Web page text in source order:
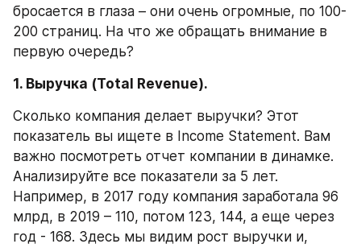
бросается в глаза – они очень огромные, по 100-
200 страниц. На что же обращать внимание в
первую очередь?
1. Выручка (Total Revenue).
Сколько компания делает выручки? Этот
показатель вы ищете в Income Statement. Вам
важно посмотреть отчет компании в динамке.
Анализируйте все показатели за 5 лет.
Например, в 2017 году компания заработала 96
млрд, в 2019 – 110, потом 123, 144, а еще через
год - 168. Здесь мы видим рост выручки и,